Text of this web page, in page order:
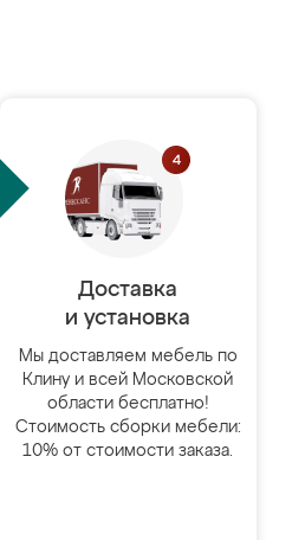
Доставка
и установка
Мы доставляем мебель по
Клину и всей Московской
области бесплатно!
Стоимость сборки мебели:
10% от стоимости заказа.